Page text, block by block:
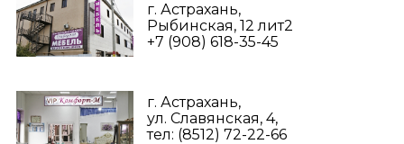
г. Астрахань,
Рыбинская, 12 лит2
+7 (908) 618-35-45‬
г. Астрахань,
ул. Славянская, 4,
тел: (8512) 72-22-66